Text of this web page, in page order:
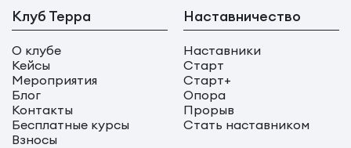
Клуб Терра
О клубе
Кейсы
Мероприятия
Блог
Контакты
Бесплатные курсы
Взносы
Наставничество
Наставники
Старт
Старт+
Опора
Прорыв
Стать наставником